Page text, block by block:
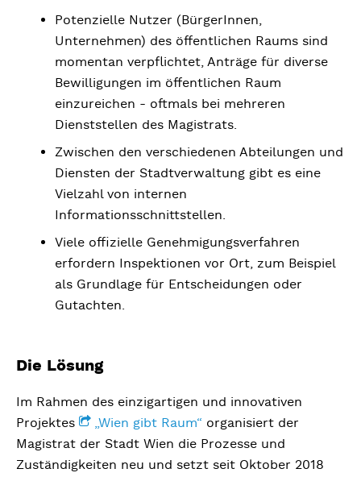
Potenzielle Nutzer (BürgerInnen,
Unternehmen) des öffentlichen Raums sind
momentan verpflichtet, Anträge für diverse
Bewilligungen im öffentlichen Raum
einzureichen - oftmals bei mehreren
Dienststellen des Magistrats.
Zwischen den verschiedenen Abteilungen und
Diensten der Stadtverwaltung gibt es eine
Vielzahl von internen
Informationsschnittstellen.
Viele offizielle Genehmigungsverfahren
erfordern Inspektionen vor Ort, zum Beispiel
als Grundlage für Entscheidungen oder
Gutachten.
Die Lösung
Im Rahmen des einzigartigen und innovativen
Projektes
„Wien gibt Raum“ organisiert der
Magistrat der Stadt Wien die Prozesse und
Zuständigkeiten neu und setzt seit Oktober 2018